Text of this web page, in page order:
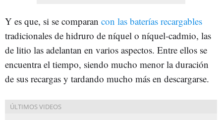
Y es que, si se comparan con las baterías recargables
tradicionales de hidruro de níquel o níquel-cadmio, las
de litio las adelantan en varios aspectos. Entre ellos se
encuentra el tiempo, siendo mucho menor la duración
de sus recargas y tardando mucho más en descargarse.